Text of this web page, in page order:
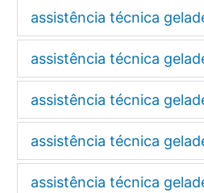
assistência técnica
assistência técnica
assistência técnica
assistência técnica
assistência técnica